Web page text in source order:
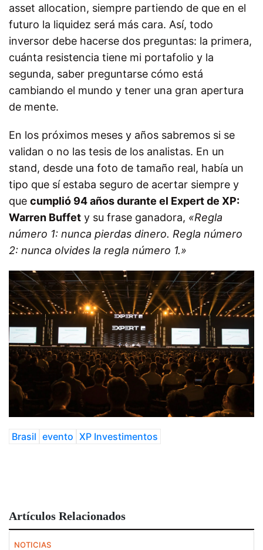
asset allocation, siempre partiendo de que en el
futuro la liquidez será más cara. Así, todo
inversor debe hacerse dos preguntas: la primera,
cuánta resistencia tiene mi portafolio y la
segunda, saber preguntarse cómo está
cambiando el mundo y tener una gran apertura
de mente.
En los próximos meses y años sabremos si se
validan o no las tesis de los analistas. En un
stand, desde una foto de tamaño real, había un
tipo que sí estaba seguro de acertar siempre y
que cumplió 94 años durante el Expert de XP:
Warren Buffet y su frase ganadora, «Regla
número 1: nunca pierdas dinero. Regla número
2: nunca olvides la regla número 1.»
Brasil evento XP Investimentos
Artículos Relacionados
NOTICIAS